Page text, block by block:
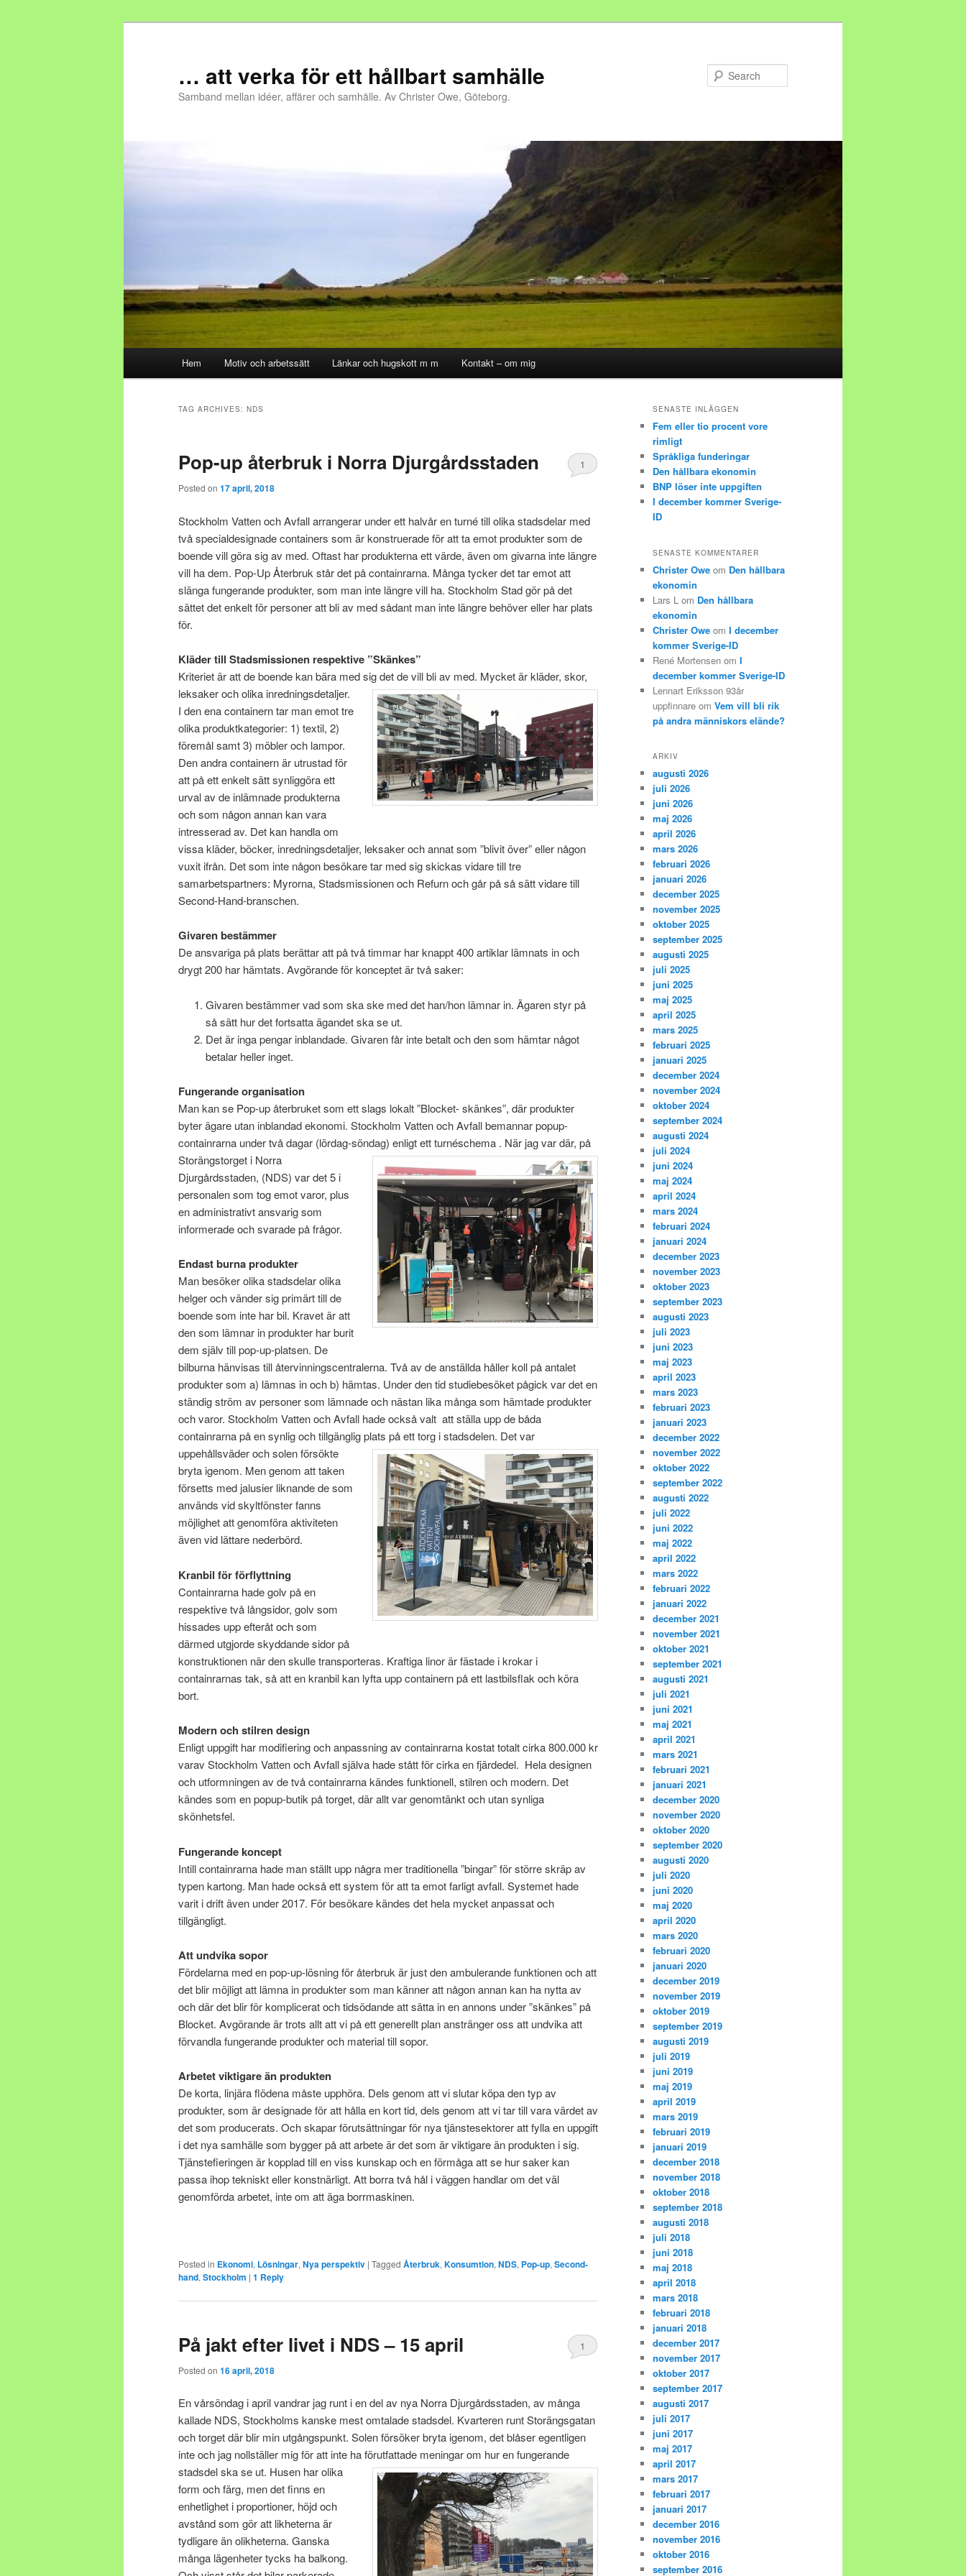
… att verka för ett hållbart samhälle
Samband mellan idéer, affärer och samhälle. Av Christer Owe, Göteborg.
Skip to primary content
Skip to secondary content
Hem Motiv och arbetssätt Länkar och hugskott m m Kontakt – om mig
TAG ARCHIVES: NDS
Pop-up återbruk i Norra Djurgårdsstaden
Posted on 17 april, 2018
1
Stockholm Vatten och Avfall arrangerar under ett halvår en turné till olika stadsdelar med
två specialdesignade containers som är konstruerade för att ta emot produkter som de
boende vill göra sig av med. Oftast har produkterna ett värde, även om givarna inte längre
vill ha dem. Pop-Up Återbruk står det på containrarna. Många tycker det tar emot att
slänga fungerande produkter, som man inte längre vill ha. Stockholm Stad gör på det
sättet det enkelt för personer att bli av med sådant man inte längre behöver eller har plats
för.
Kläder till Stadsmissionen respektive ”Skänkes”
Kriteriet är att de boende kan bära med sig det de vill bli av med. Mycket är kläder, skor,
leksaker och olika inredningsdetaljer.
I den ena containern tar man emot tre
olika produktkategorier: 1) textil, 2)
föremål samt 3) möbler och lampor.
Den andra containern är utrustad för
att på ett enkelt sätt synliggöra ett
urval av de inlämnade produkterna
och som någon annan kan vara
intresserad av. Det kan handla om
vissa kläder, böcker, inredningsdetaljer, leksaker och annat som ”blivit över” eller någon
vuxit ifrån. Det som inte någon besökare tar med sig skickas vidare till tre
samarbetspartners: Myrorna, Stadsmissionen och Refurn och går på så sätt vidare till
Second-Hand-branschen.
Givaren bestämmer
De ansvariga på plats berättar att på två timmar har knappt 400 artiklar lämnats in och
drygt 200 har hämtats. Avgörande för konceptet är två saker:
Givaren bestämmer vad som ska ske med det han/hon lämnar in. Ägaren styr på
så sätt hur det fortsatta ägandet ska se ut.
Det är inga pengar inblandade. Givaren får inte betalt och den som hämtar något
betalar heller inget.
Fungerande organisation
Man kan se Pop-up återbruket som ett slags lokalt ”Blocket- skänkes”, där produkter
byter ägare utan inblandad ekonomi. Stockholm Vatten och Avfall bemannar popup-
containrarna under två dagar (lördag-söndag) enligt ett turnéschema . När jag var där, på
Storängstorget i Norra
Djurgårdsstaden, (NDS) var det 5 i
personalen som tog emot varor, plus
en administrativt ansvarig som
informerade och svarade på frågor.
Endast burna produkter
Man besöker olika stadsdelar olika
helger och vänder sig primärt till de
boende som inte har bil. Kravet är att
den som lämnar in produkter har burit
dem själv till pop-up-platsen. De
bilburna hänvisas till återvinningscentralerna. Två av de anställda håller koll på antalet
produkter som a) lämnas in och b) hämtas. Under den tid studiebesöket pågick var det en
ständig ström av personer som lämnade och nästan lika många som hämtade produkter
och varor. Stockholm Vatten och Avfall hade också valt att ställa upp de båda
containrarna på en synlig och tillgänglig plats på ett torg i stadsdelen. Det var
uppehållsväder och solen försökte
bryta igenom. Men genom att taken
försetts med jalusier liknande de som
används vid skyltfönster fanns
möjlighet att genomföra aktiviteten
även vid lättare nederbörd.
Kranbil för förflyttning
Containrarna hade golv på en
respektive två långsidor, golv som
hissades upp efteråt och som
därmed utgjorde skyddande sidor på
konstruktionen när den skulle transporteras. Kraftiga linor är fästade i krokar i
containrarnas tak, så att en kranbil kan lyfta upp containern på ett lastbilsflak och köra
bort.
Modern och stilren design
Enligt uppgift har modifiering och anpassning av containrarna kostat totalt cirka 800.000 kr
varav Stockholm Vatten och Avfall själva hade stått för cirka en fjärdedel. Hela designen
och utformningen av de två containrarna kändes funktionell, stilren och modern. Det
kändes som en popup-butik på torget, där allt var genomtänkt och utan synliga
skönhetsfel.
Fungerande koncept
Intill containrarna hade man ställt upp några mer traditionella ”bingar” för större skräp av
typen kartong. Man hade också ett system för att ta emot farligt avfall. Systemet hade
varit i drift även under 2017. För besökare kändes det hela mycket anpassat och
tillgängligt.
Att undvika sopor
Fördelarna med en pop-up-lösning för återbruk är just den ambulerande funktionen och att
det blir möjligt att lämna in produkter som man känner att någon annan kan ha nytta av
och där det blir för komplicerat och tidsödande att sätta in en annons under ”skänkes” på
Blocket. Avgörande är trots allt att vi på ett generellt plan anstränger oss att undvika att
förvandla fungerande produkter och material till sopor.
Arbetet viktigare än produkten
De korta, linjära flödena måste upphöra. Dels genom att vi slutar köpa den typ av
produkter, som är designade för att hålla en kort tid, dels genom att vi tar till vara värdet av
det som producerats. Och skapar förutsättningar för nya tjänstesektorer att fylla en uppgift
i det nya samhälle som bygger på att arbete är det som är viktigare än produkten i sig.
Tjänstefieringen är kopplad till en viss kunskap och en förmåga att se hur saker kan
passa ihop tekniskt eller konstnärligt. Att borra två hål i väggen handlar om det väl
genomförda arbetet, inte om att äga borrmaskinen.
Posted in Ekonomi, Lösningar, Nya perspektiv | Tagged Återbruk, Konsumtion, NDS, Pop-up, Second-
hand, Stockholm | 1 Reply
På jakt efter livet i NDS – 15 april
Posted on 16 april, 2018
1
En vårsöndag i april vandrar jag runt i en del av nya Norra Djurgårdsstaden, av många
kallade NDS, Stockholms kanske mest omtalade stadsdel. Kvarteren runt Storängsgatan
och torget där blir min utgångspunkt. Solen försöker bryta igenom, det blåser egentligen
inte och jag nollställer mig för att inte ha förutfattade meningar om hur en fungerande
stadsdel ska se ut. Husen har olika
form och färg, men det finns en
enhetlighet i proportioner, höjd och
avstånd som gör att likheterna är
tydligare än olikheterna. Ganska
många lägenheter tycks ha balkong.
SENASTE INLÄGGEN
Fem eller tio procent vore
rimligt
Språkliga funderingar
Den hållbara ekonomin
BNP löser inte uppgiften
I december kommer Sverige-
ID
SENASTE KOMMENTARER
Christer Owe om Den hållbara
ekonomin
Lars L om Den hållbara
ekonomin
Christer Owe om I december
kommer Sverige-ID
René Mortensen om I
december kommer Sverige-ID
Lennart Eriksson 93år
uppfinnare om Vem vill bli rik
på andra människors elände?
ARKIV
augusti 2026
juli 2026
juni 2026
maj 2026
april 2026
mars 2026
februari 2026
januari 2026
december 2025
november 2025
oktober 2025
september 2025
augusti 2025
juli 2025
juni 2025
maj 2025
april 2025
mars 2025
februari 2025
januari 2025
december 2024
november 2024
oktober 2024
september 2024
augusti 2024
juli 2024
juni 2024
maj 2024
april 2024
mars 2024
februari 2024
januari 2024
december 2023
november 2023
oktober 2023
september 2023
augusti 2023
juli 2023
juni 2023
maj 2023
april 2023
mars 2023
februari 2023
januari 2023
december 2022
november 2022
oktober 2022
september 2022
augusti 2022
juli 2022
juni 2022
maj 2022
april 2022
mars 2022
februari 2022
januari 2022
december 2021
november 2021
oktober 2021
september 2021
augusti 2021
juli 2021
juni 2021
maj 2021
april 2021
mars 2021
februari 2021
januari 2021
december 2020
november 2020
oktober 2020
september 2020
augusti 2020
juli 2020
juni 2020
maj 2020
april 2020
mars 2020
februari 2020
januari 2020
december 2019
november 2019
oktober 2019
september 2019
augusti 2019
juli 2019
juni 2019
maj 2019
april 2019
mars 2019
februari 2019
januari 2019
december 2018
november 2018
oktober 2018
september 2018
augusti 2018
juli 2018
juni 2018
maj 2018
april 2018
mars 2018
februari 2018
januari 2018
december 2017
november 2017
oktober 2017
september 2017
augusti 2017
juli 2017
juni 2017
maj 2017
april 2017
mars 2017
februari 2017
januari 2017
december 2016
november 2016
oktober 2016
september 2016